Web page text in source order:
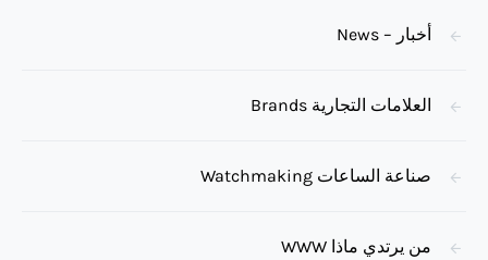
أخبار – News
العلامات التجارية Brands
صناعة الساعات Watchmaking
من يرتدي ماذا WWW